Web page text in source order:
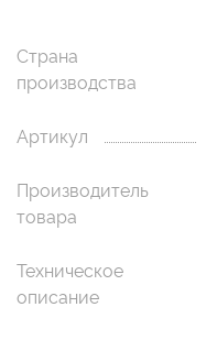
Страна
производства
Артикул
Производитель
товара
Техническое
описание